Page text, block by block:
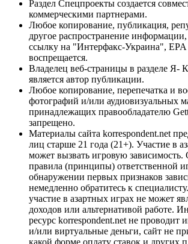
Раздел Спецпроекты создается
коммерческими партнерами.
Любое копирование, публикация,
другое распространение
ссылку на "Интерфакс-Украина", EPA
воспрещается.
Владелец веб-страницы в разделе Я-
является автор публикации.
Любое копирование, перепечатка и
фотографий и/или аудиовизуальных
принадлежащих правообладателю
запрещено.
Материалы сайта korrespondent.net
лиц старше 21 года (21+). Участие в
может вызвать игровую зависимость.
правила (принципы) ответственной
обнаружении первых признаков
немедленно обратитесь к
участие в азартных играх не может
доходов или альтернативой работе.
ресурс korrespondent.net не проводит
и/или виртуальные деньги, сайт не
какой форме оплату ставок и других